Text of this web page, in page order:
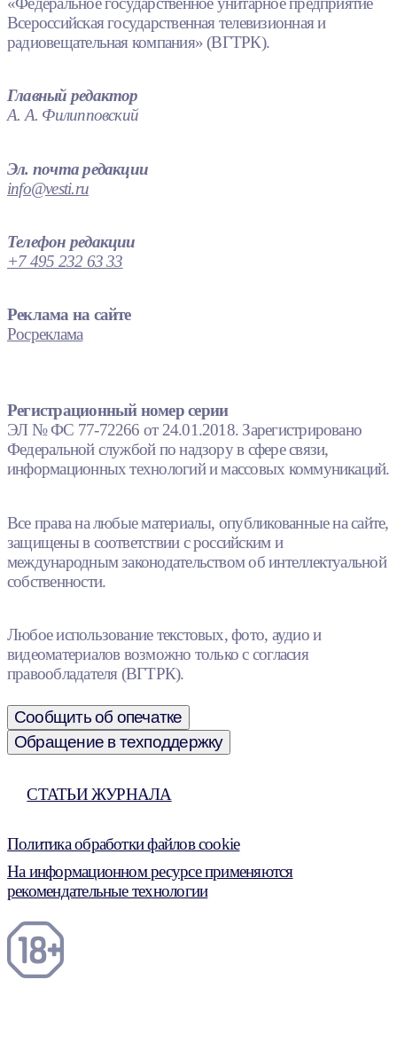
Всероссийская государственная телевизионная и
радиовещательная компания» (ВГТРК).
Главный редактор
А. А. Филипповский
Эл. почта редакции
info@vesti.ru
Телефон редакции
+7 495 232 63 33
Реклама на сайте
Росреклама
Регистрационный номер серии
ЭЛ № ФС 77-72266 от 24.01.2018. Зарегистрировано
Федеральной службой по надзору в сфере связи,
информационных технологий и массовых коммуникаций.
Все права на любые материалы, опубликованные на сайте,
защищены в соответствии с российским и
международным законодательством об интеллектуальной
собственности.
Любое использование текстовых, фото, аудио и
видеоматериалов возможно только с согласия
правообладателя (ВГТРК).
Сообщить об опечатке
Обращение в техподдержку
СТАТЬИ ЖУРНАЛА
Политика обработки файлов cookie
На информационном ресурсе применяются
рекомендательные технологии